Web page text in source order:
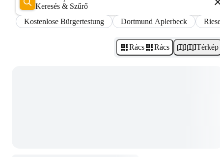
Keresés & Szűrő
Kostenlose Bürgertestung
Dortmund Aplerbeck
Rács Rács Térkép